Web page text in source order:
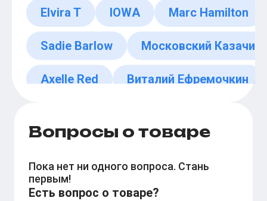
Elvira T IOWA Marc Hamilton
Sadie Barlow Московский Казачий
Axelle Red Виталий Ефремочкин
Вопросы о товаре
Пока нет ни одного вопроса. Стань
первым!
Есть вопрос о товаре?